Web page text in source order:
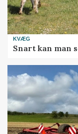
KVÆG
Snart kan man